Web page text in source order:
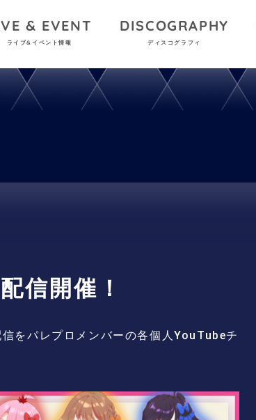
& EVENT
ライブ&イベント情報
DISCOGRAPHY
ディスコグラフィ
信開催！
をパレプロメンバーの各個人YouTubeチ